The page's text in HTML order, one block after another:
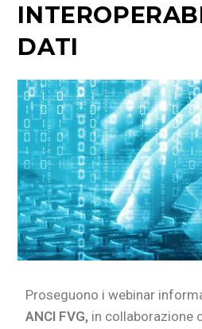
DATI
Proseguono i webinar
ANCI FVG, in collaborazione